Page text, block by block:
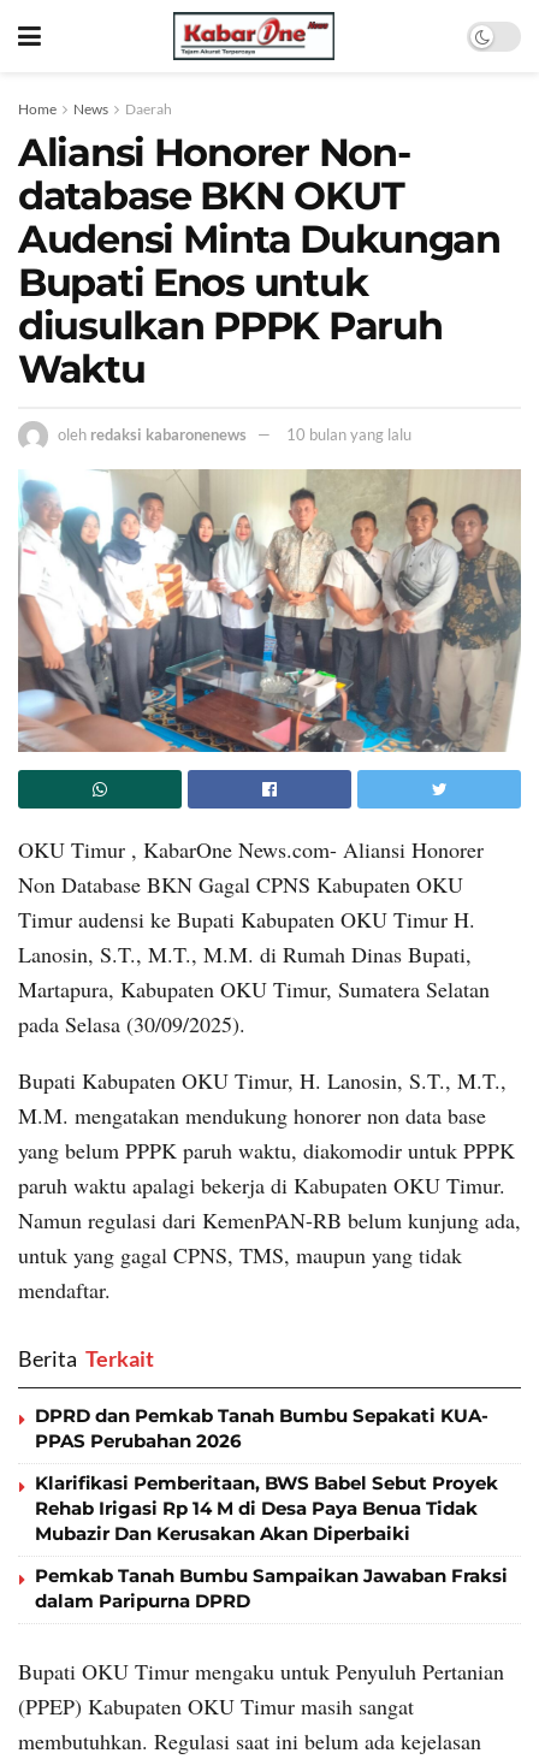
Home News Daerah
Aliansi Honorer Non-
database BKN OKUT
Audensi Minta Dukungan
Bupati Enos untuk
diusulkan PPPK Paruh
Waktu
oleh redaksi kabaronenews 10 bulan yang lalu
OKU Timur , KabarOne News.com- Aliansi Honorer
Non Database BKN Gagal CPNS Kabupaten OKU
Timur audensi ke Bupati Kabupaten OKU Timur H.
Lanosin, S.T., M.T., M.M. di Rumah Dinas Bupati,
Martapura, Kabupaten OKU Timur, Sumatera Selatan
pada Selasa (30/09/2025).
Bupati Kabupaten OKU Timur, H. Lanosin, S.T., M.T.,
M.M. mengatakan mendukung honorer non data base
yang belum PPPK paruh waktu, diakomodir untuk PPPK
paruh waktu apalagi bekerja di Kabupaten OKU Timur.
Namun regulasi dari KemenPAN-RB belum kunjung ada,
untuk yang gagal CPNS, TMS, maupun yang tidak
mendaftar.
Berita ‎ Terkait
DPRD dan Pemkab Tanah Bumbu Sepakati KUA-
PPAS Perubahan 2026
Klarifikasi Pemberitaan, BWS Babel Sebut Proyek
Rehab Irigasi Rp 14 M di Desa Paya Benua Tidak
Mubazir Dan Kerusakan Akan Diperbaiki
Pemkab Tanah Bumbu Sampaikan Jawaban Fraksi
dalam Paripurna DPRD
Bupati OKU Timur mengaku untuk Penyuluh Pertanian
(PPEP) Kabupaten OKU Timur masih sangat
membutuhkan. Regulasi saat ini belum ada kejelasan